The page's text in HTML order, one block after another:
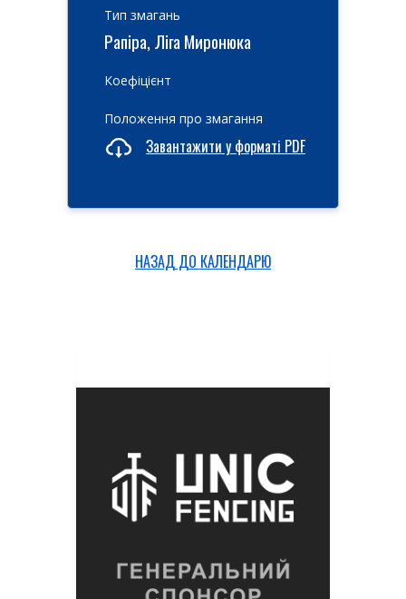
Тип змагань
Рапіра, Ліга Миронюка
Коефіцієнт
Положення про змагання
Завантажити у форматі PDF
НАЗАД ДО КАЛЕНДАРЮ